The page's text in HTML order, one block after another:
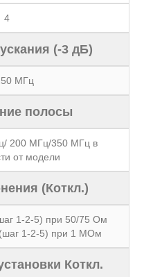
4
(-3 дБ)
МГц
полосы
200 МГц/350 МГц в
от модели
(Коткл.)
1-2-5) при 50/75 Ом
1-2-5) при 1 МОм
Коткл.